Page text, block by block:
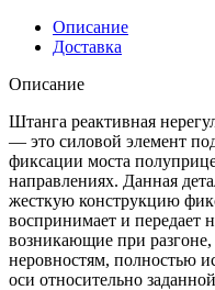
Описание
Доставка
Описание
Штанга реактивная
— это силовой элемент
фиксации моста
направлениях. Данная
жесткую конструкцию
воспринимает и передает
возникающие при
неровностям, полностью
оси относительно